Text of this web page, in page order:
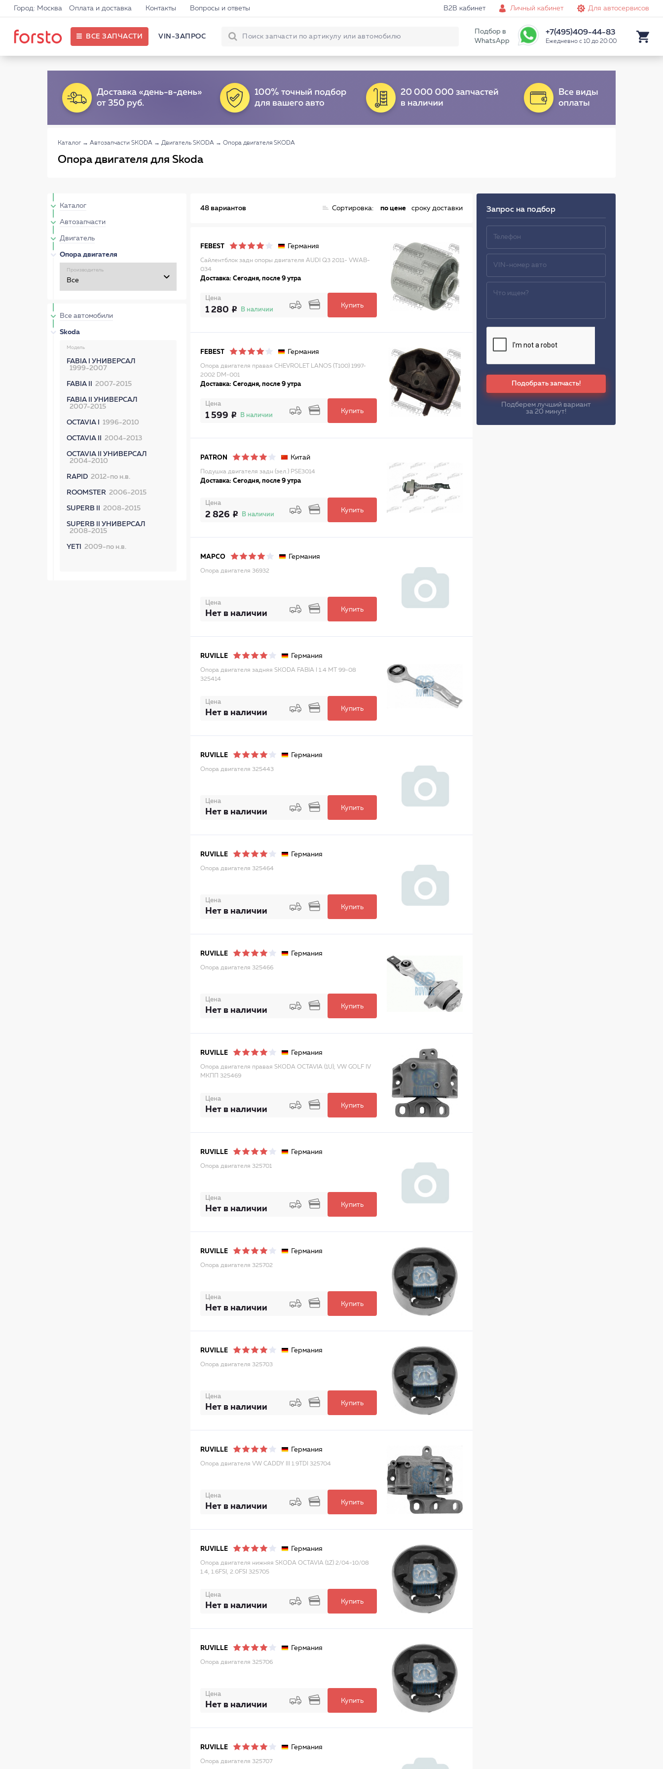
Город: Москва Оплата и доставка Контакты Вопросы и ответы B2B кабинет Личный кабинет Для автосервисов
ВСЕ ЗАПЧАСТИ VIN-ЗАПРОС
Подбор в
WhatsApp
+7(495)409-44-83
Ежедневно с 10 до 20:00
Каталог → Автозапчасти SKODA → Двигатель SKODA → Опора двигателя SKODA
Опора двигателя для Skoda
Каталог
Автозапчасти
Двигатель
Опора двигателя
Производитель
Все автомобили
Skoda
Модель
FABIA I УНИВЕРСАЛ
1999-2007
FABIA II 2007-2015
FABIA II УНИВЕРСАЛ
2007-2015
OCTAVIA I 1996-2010
OCTAVIA II 2004-2013
OCTAVIA II УНИВЕРСАЛ
2004-2010
RAPID 2012-по н.в.
ROOMSTER 2006-2015
SUPERB II 2008-2015
SUPERB II УНИВЕРСАЛ
2008-2015
YETI 2009-по н.в.
48 вариантов Сортировка: по цене сроку доставки
FEBEST Германия
Сайлентблок задн опоры двигателя AUDI Q3 2011- VWAB-
034
Доставка: Сегодня, после 9 утра
Цена
1 280 В наличии
Купить
FEBEST Германия
Опора двигателя правая CHEVROLET LANOS (T100) 1997-
2002 DM-001
Доставка: Сегодня, после 9 утра
Цена
1 599 В наличии
Купить
PATRON Китай
Подушка двигателя задн (зел.) PSE3014
Доставка: Сегодня, после 9 утра
Цена
2 826 В наличии
Купить
MAPCO Германия
Опора двигателя 36932
Цена
Нет в наличии Купить
RUVILLE Германия
Опора двигателя задняя SKODA FABIA I 1.4 MT 99-08
325414
Цена
Нет в наличии Купить
RUVILLE Германия
Опора двигателя 325443
Цена
Нет в наличии Купить
RUVILLE Германия
Опора двигателя 325464
Цена
Нет в наличии Купить
RUVILLE Германия
Опора двигателя 325466
Цена
Нет в наличии Купить
RUVILLE Германия
Опора двигателя правая SKODA OCTAVIA (1U), VW GOLF IV
МКПП 325469
Цена
Нет в наличии Купить
RUVILLE Германия
Опора двигателя 325701
Цена
Нет в наличии Купить
RUVILLE Германия
Опора двигателя 325702
Цена
Нет в наличии Купить
RUVILLE Германия
Опора двигателя 325703
Цена
Нет в наличии Купить
RUVILLE Германия
Опора двигателя VW CADDY III 1.9TDI 325704
Цена
Нет в наличии Купить
RUVILLE Германия
Опора двигателя нижняя SKODA OCTAVIA (1Z) 2/04-10/08
1.4, 1.6FSI, 2.0FSI 325705
Цена
Нет в наличии Купить
RUVILLE Германия
Опора двигателя 325706
Цена
Нет в наличии Купить
RUVILLE Германия
Опора двигателя 325707
Запрос на подбор
Подобрать запчасть!
Подберем лучший вариант
за 20 минут!